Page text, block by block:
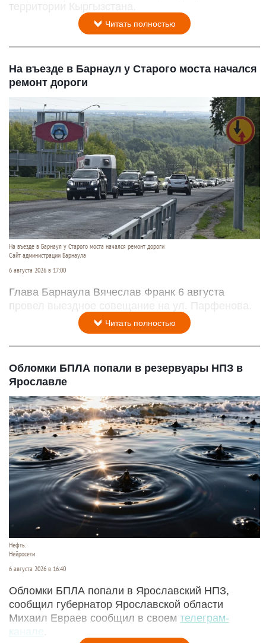
территории Кыргызстана.
Читать полностью
На въезде в Барнаул у Старого моста начался
ремонт дороги
На въезде в Барнаул у Старого моста начался ремонт дороги
Сайт администрации Барнаула
6 августа 2026 в 17:00
Глава Барнаула Вячеслав Франк 6 августа
провел выездное совещание на ул. Парфенова.
Читать полностью
Обломки БПЛА попали в резервуары НПЗ в
Ярославле
Нефть.
Нейросети
6 августа 2026 в 16:40
Обломки БПЛА попали в Ярославский НПЗ,
сообщил губернатор Ярославской области
Михаил Евраев сообщил в своем телеграм-
канале